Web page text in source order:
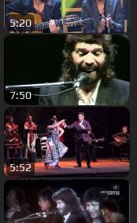
5:20
7:50
5:52